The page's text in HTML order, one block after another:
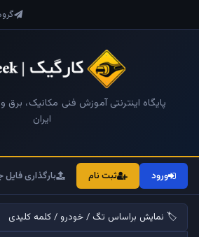
پایگاه اینترنتی آموزش فنی مکانیک، برق
ایران
ورود ثبت نام بارگذاری فایل